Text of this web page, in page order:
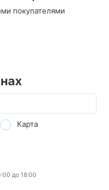
покупателями
Карта
до 18:00